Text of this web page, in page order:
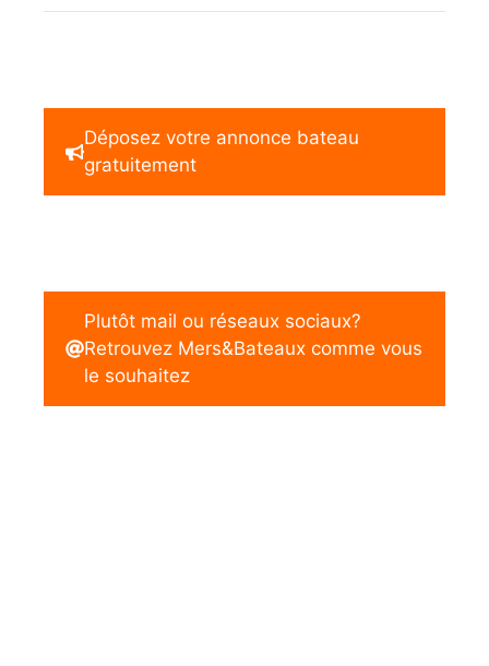
Déposez votre annonce bateau
gratuitement
Plutôt mail ou réseaux sociaux?
Retrouvez Mers&Bateaux comme vous
le souhaitez